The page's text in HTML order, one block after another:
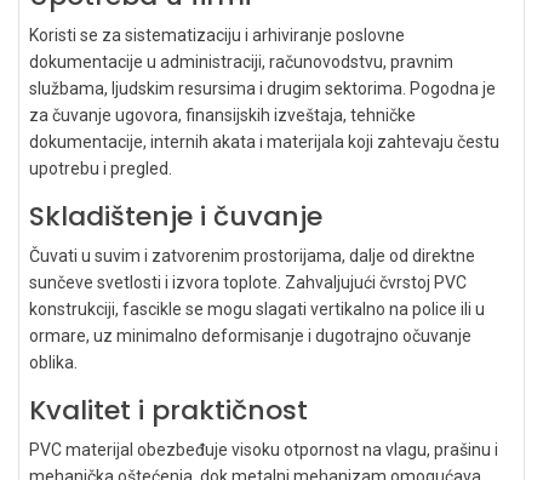
Koristi se za sistematizaciju i arhiviranje poslovne
dokumentacije u administraciji, računovodstvu, pravnim
službama, ljudskim resursima i drugim sektorima. Pogodna je
za čuvanje ugovora, finansijskih izveštaja, tehničke
dokumentacije, internih akata i materijala koji zahtevaju čestu
upotrebu i pregled.
Skladištenje i čuvanje
Čuvati u suvim i zatvorenim prostorijama, dalje od direktne
sunčeve svetlosti i izvora toplote. Zahvaljujući čvrstoj PVC
konstrukciji, fascikle se mogu slagati vertikalno na police ili u
ormare, uz minimalno deformisanje i dugotrajno očuvanje
oblika.
Kvalitet i praktičnost
PVC materijal obezbeđuje visoku otpornost na vlagu, prašinu i
mehanička oštećenja, dok metalni mehanizam omogućava